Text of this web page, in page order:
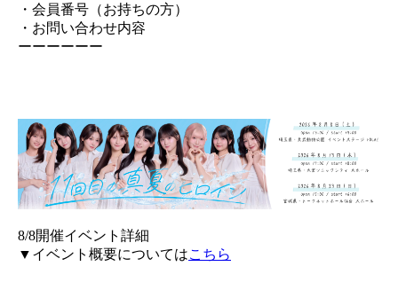
・会員番号（お持ちの方）
・お問い合わせ内容
ーーーーーー
8/8開催イベント詳細
▼イベント概要についてはこちら